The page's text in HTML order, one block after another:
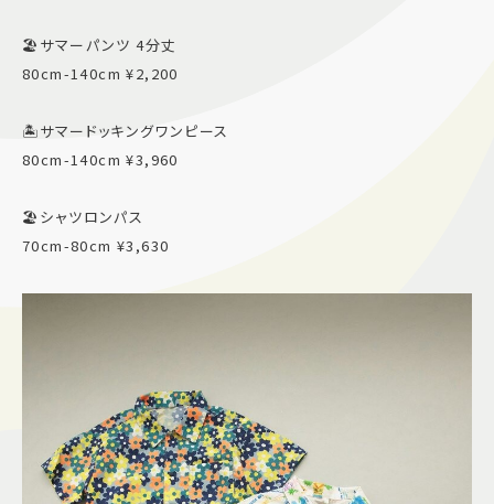
🏖️サマーパンツ 4分丈
80cm-140cm ¥2,200
🏝️サマードッキングワンピース
80cm-140cm ¥3,960
🏖️シャツロンパス
70cm-80cm ¥3,630